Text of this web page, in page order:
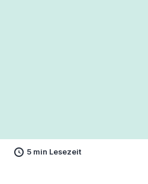
5 min Lesezeit